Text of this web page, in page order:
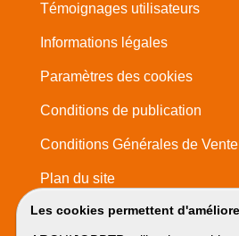
Les cookies permettent
Témoignages utilisateurs
Informations légales
Paramètres des cookies
Conditions de publication
Conditions Générales de Vente
Plan du site